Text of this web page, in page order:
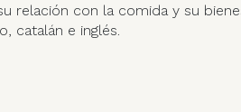
relación con la comida y su
catalán e inglés.